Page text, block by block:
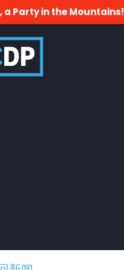
a Party in the Mountains!